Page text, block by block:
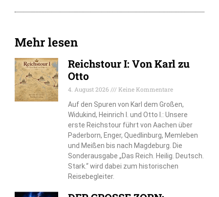
Mehr lesen
Reichstour I: Von Karl zu
Otto
4. August 2026
Keine Kommentare
Auf den Spuren von Karl dem Großen,
Widukind, Heinrich I. und Otto I.: Unsere
erste Reichstour führt von Aachen über
Paderborn, Enger, Quedlinburg, Memleben
und Meißen bis nach Magdeburg. Die
Sonderausgabe „Das Reich. Heilig. Deutsch.
Stark.“ wird dabei zum historischen
Reisebegleiter.